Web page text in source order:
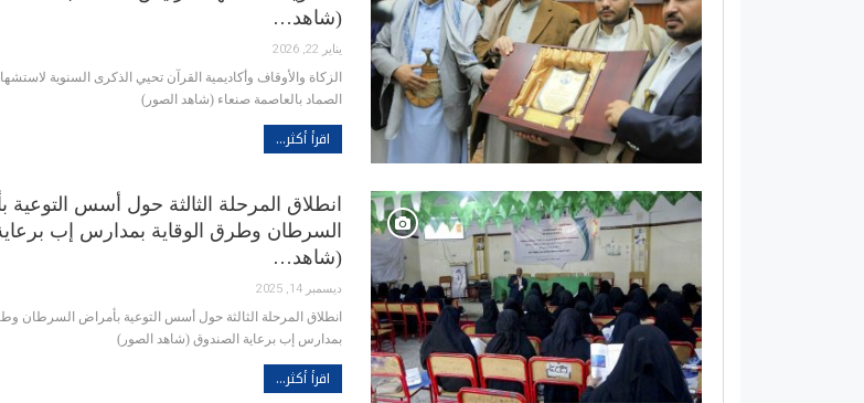
(شاهد…
يناير 22, 2026
الزكاة والأوقاف وأكاديمية القرآن تحيي الذكرى السنوية
الصماد بالعاصمة صنعاء (شاهد الصور)
اقرأ أكثر...
انطلاق المرحلة الثالثة حول أسس التوعية
السرطان وطرق الوقاية بمدارس إب
(شاهد…
ديسمبر 14, 2025
انطلاق المرحلة الثالثة حول أسس التوعية بأمراض السرطان
بمدارس إب برعاية الصندوق (شاهد الصور)
اقرأ أكثر...